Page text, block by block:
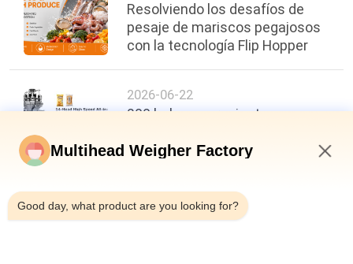
Resolviendo los desafíos de
pesaje de mariscos pegajosos
con la tecnología Flip Hopper
2026-06-22
200 bolsas por minuto,
punto de referencia en la
Multihead Weigher Factory
Good day, what product are you looking for?